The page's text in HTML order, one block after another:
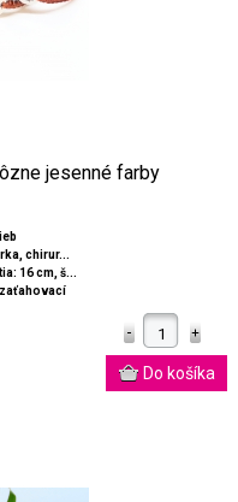
jesenné farby
chirur...
16 cm, š...